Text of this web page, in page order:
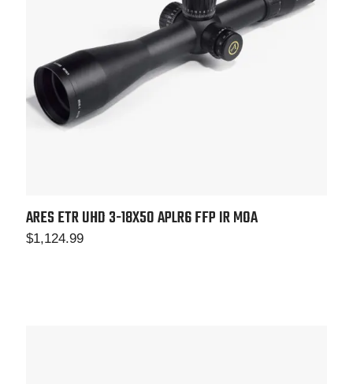
ARES ETR UHD 3-18X50APLR6 FFP IR MOA
$1,124.99